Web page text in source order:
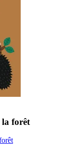
la forêt